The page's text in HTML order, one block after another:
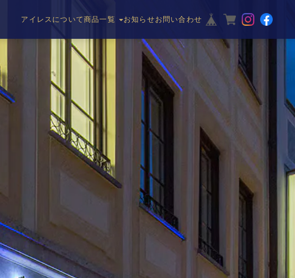
アイレスについて商品一覧 お知らせお問い合わせ